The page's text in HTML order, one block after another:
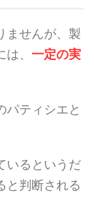
ませんが、製
、 一定の実
パティシエと
いるというだ
と判断される